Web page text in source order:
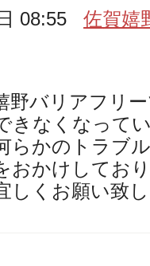
日 08:55佐賀嬉
野バリアフリ
きなくなって
らかのトラブ
おかけしてお
しくお願い致